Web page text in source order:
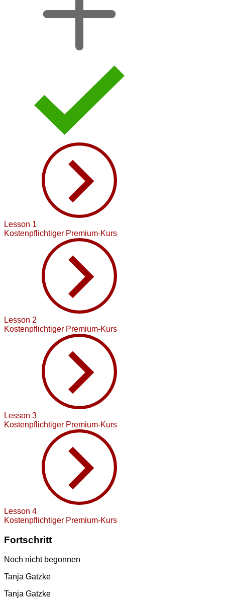
Lesson 1
Kostenpflichtiger Premium-Kurs
Lesson 2
Kostenpflichtiger Premium-Kurs
Lesson 3
Kostenpflichtiger Premium-Kurs
Lesson 4
Kostenpflichtiger Premium-Kurs
Fortschritt
Noch nicht begonnen
Tanja Gatzke
Tanja Gatzke